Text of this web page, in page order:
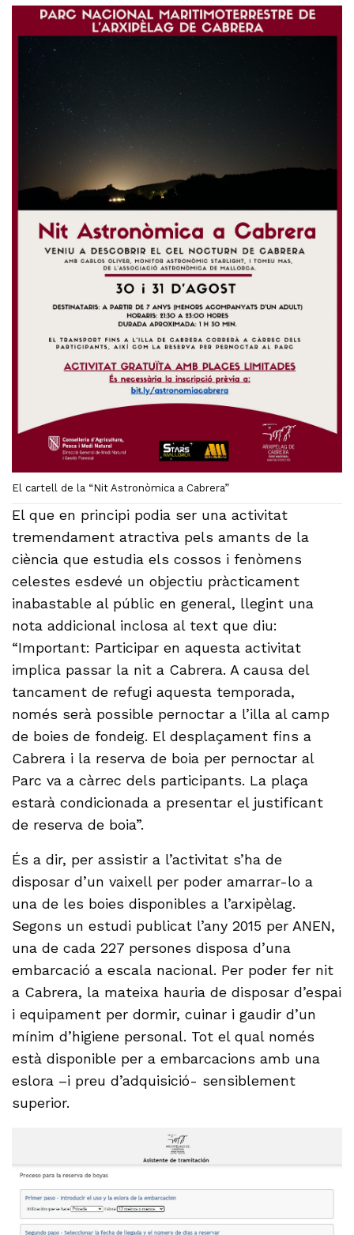
El cartell de la “Nit Astronòmica a Cabrera”
El que en principi podia ser una activitat
tremendament atractiva pels amants de la
ciència que estudia els cossos i fenòmens
celestes esdevé un objectiu pràcticament
inabastable al públic en general, llegint una
nota addicional inclosa al text que diu:
“Important: Participar en aquesta activitat
implica passar la nit a Cabrera. A causa del
tancament de refugi aquesta temporada,
només serà possible pernoctar a l’illa al camp
de boies de fondeig. El desplaçament fins a
Cabrera i la reserva de boia per pernoctar al
Parc va a càrrec dels participants. La plaça
estarà condicionada a presentar el justificant
de reserva de boia”.
És a dir, per assistir a l’activitat s’ha de
disposar d’un vaixell per poder amarrar-lo a
una de les boies disponibles a l’arxipèlag.
Segons un estudi publicat l’any 2015 per ANEN,
una de cada 227 persones disposa d’una
embarcació a escala nacional. Per poder fer nit
a Cabrera, la mateixa hauria de disposar d’espai
i equipament per dormir, cuinar i gaudir d’un
mínim d’higiene personal. Tot el qual només
està disponible per a embarcacions amb una
eslora –i preu d’adquisició- sensiblement
superior.